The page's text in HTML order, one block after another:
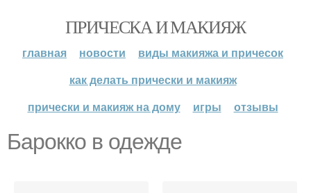
ПРИЧЕСКА И МАКИЯЖ
главная новости
виды макияжа и причесок
как делать прически и макияж
прически и макияж на дому
игры отзывы
Барокко в одежде